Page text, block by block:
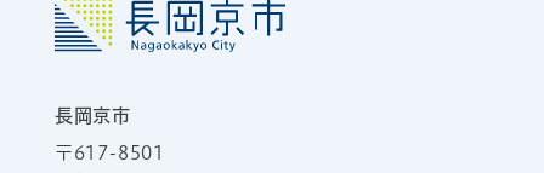
長岡京市
〒617-8501